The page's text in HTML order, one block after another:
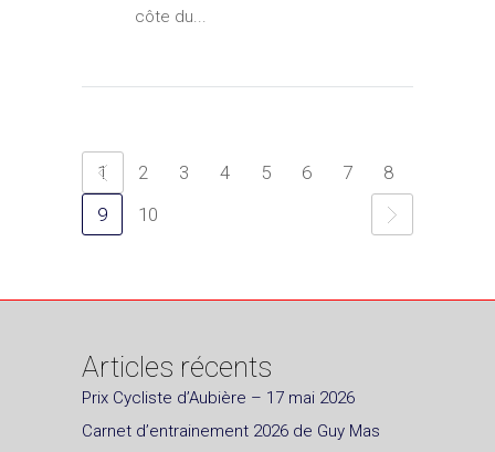
côte du...
1 2 3 4 5 6 7
8
9
10
Articles récents
Prix Cycliste d’Aubière – 17 mai 2026
Carnet d’entrainement 2026 de Guy Mas